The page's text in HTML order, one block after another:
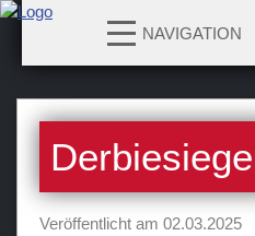
NAVIGATION
News
2026-2027
2025-2026
2024-2025
Veröffentlicht am 02.03.2025